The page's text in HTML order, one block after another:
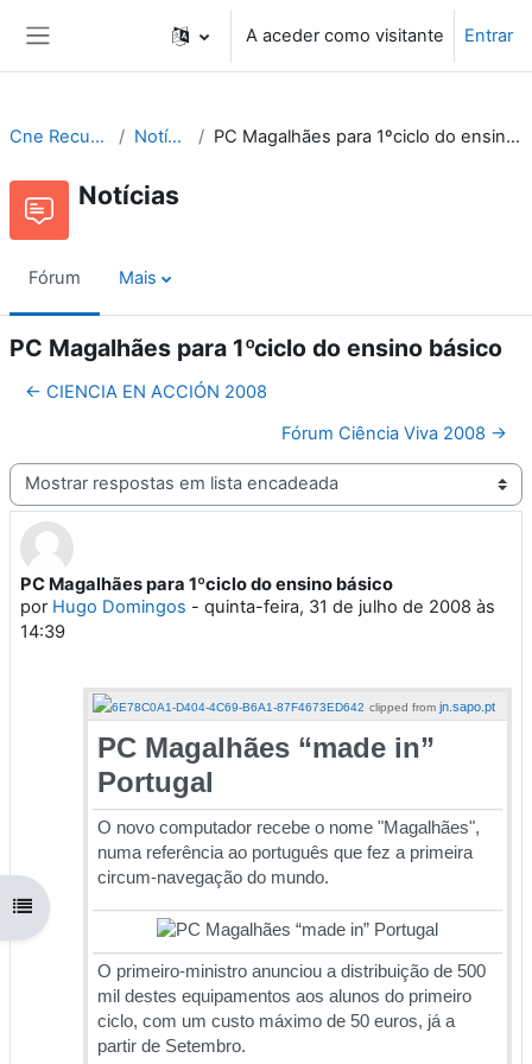
A aceder como visitante Entrar
Abrir índice da disciplina
Cne Recursos Notícias PC Magalhães para 1ºciclo do ensino básico
Notícias
Fórum Mais
PC Magalhães para 1ºciclo do ensino básico
← CIENCIA EN ACCIÓN 2008
Fórum Ciência Viva 2008 →
Modo de visualização
PC Magalhães para 1ºciclo do ensino básico
por Hugo Domingos - quinta-feira, 31 de julho de 2008 às
14:39
Número de respostas: 0
clipped from jn.sapo.pt
PC Magalhães “made in”
Portugal
O novo computador recebe o nome "Magalhães",
numa referência ao português que fez a primeira
circum-navegação do mundo.
O primeiro-ministro anunciou a distribuição de 500
mil destes equipamentos aos alunos do primeiro
ciclo, com um custo máximo de 50 euros, já a
partir de Setembro.